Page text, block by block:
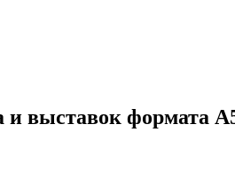
и выставок формата